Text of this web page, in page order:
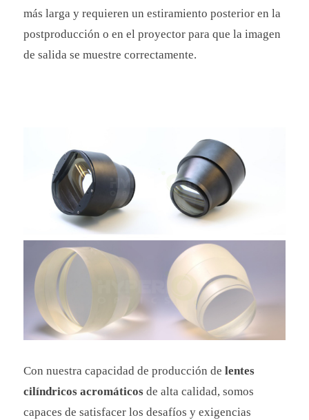
más larga y requieren un estiramiento posterior en la
postproducción o en el proyector para que la imagen
de salida se muestre correctamente.
Con nuestra capacidad de producción delentes
cilíndricos acromáticos de alta calidad, somos
capaces de satisfacer los desafíos y exigencias